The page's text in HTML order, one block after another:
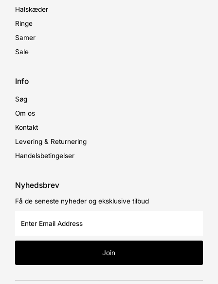
Halskæder
Ringe
Samer
Sale
Info
Søg
Om os
Kontakt
Levering & Returnering
Handelsbetingelser
Nyhedsbrev
Få de seneste nyheder og eksklusive tilbud
Email
Join